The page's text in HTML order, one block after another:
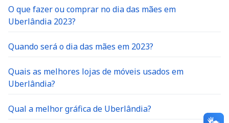
O que fazer ou comprar no dia das mães em
Uberlândia 2023?
Quando será o dia das mães em 2023?
Quais as melhores lojas de móveis usados em
Uberlândia?
Qual a melhor gráfica de Uberlândia?